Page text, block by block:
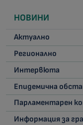
НОВИНИ
Актуално
Регионално
Интервюта
Епидемична
Парламентарен
Информация за